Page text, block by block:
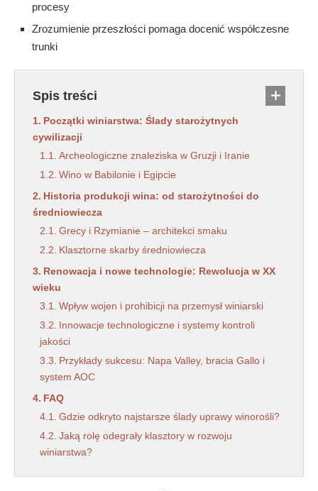
procesy
Zrozumienie przeszłości pomaga docenić współczesne
trunki
Spis treści
Początki winiarstwa: Ślady starożytnych
cywilizacji
Archeologiczne znaleziska w Gruzji i Iranie
Wino w Babilonie i Egipcie
Historia produkcji wina: od starożytności do
średniowiecza
Grecy i Rzymianie – architekci smaku
Klasztorne skarby średniowiecza
Renowacja i nowe technologie: Rewolucja w XX
wieku
Wpływ wojen i prohibicji na przemysł winiarski
Innowacje technologiczne i systemy kontroli
jakości
Przykłady sukcesu: Napa Valley, bracia Gallo i
system AOC
FAQ
Gdzie odkryto najstarsze ślady uprawy winorośli?
Jaką rolę odegrały klasztory w rozwoju
winiarstwa?